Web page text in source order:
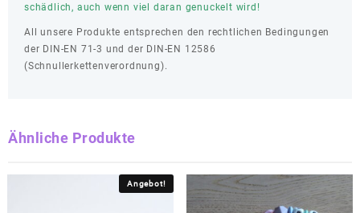
schädlich, auch wenn viel daran genuckelt wird!
All unsere Produkte entsprechen den rechtlichen Bedingungen
der DIN-EN 71-3 und der DIN-EN 12586
(Schnullerkettenverordnung).
Ähnliche Produkte
Angebot!